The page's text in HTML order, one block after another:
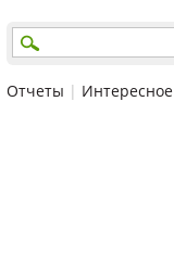
Отчеты | Интересное